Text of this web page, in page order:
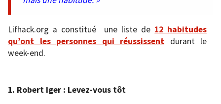
Lifhack.org a constitué une liste de 12 habitudes
qu’ont les personnes qui réussissent durant le
week-end.
1. Robert Iger : Levez-vous tôt